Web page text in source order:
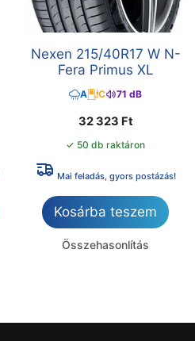
Nexen 215/40R17 W N-
Fera Primus XL
A C 71 dB
32 323 Ft
✓ 50 db raktáron
Mai feladás, gyors postázás!
Kosárba teszem
Összehasonlítás